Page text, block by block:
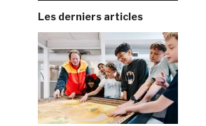
Les derniers articles